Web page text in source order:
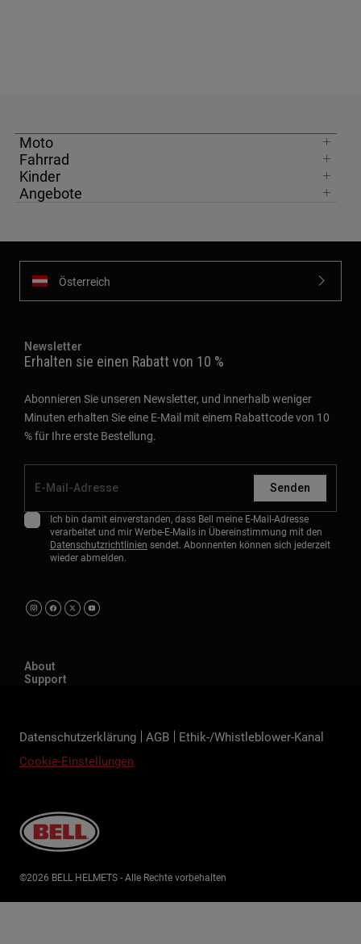
Moto
Fahrrad
Kinder
Angebote
Österreich
Newsletter
Erhalten sie einen Rabatt von 10 %
Abonnieren Sie unseren Newsletter, und innerhalb weniger
Minuten erhalten Sie eine E-Mail mit einem Rabattcode von 10
% für Ihre erste Bestellung.
Senden
Ich bin damit einverstanden, dass Bell meine E-Mail-Adresse
verarbeitet und mir Werbe-E-Mails in Übereinstimmung mit den
Datenschutzrichtlinien sendet. Abonnenten können sich jederzeit
wieder abmelden.
About
Support
Datenschutzerklärung AGB
Ethik-/Whistleblower-Kanal
Cookie-Einstellungen
©2026 BELL HELMETS - Alle Rechte vorbehalten